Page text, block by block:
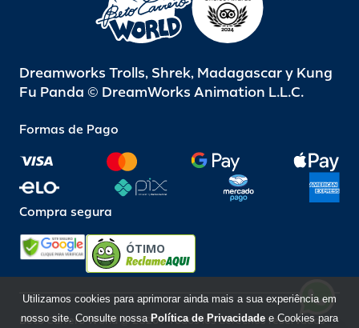
Dreamworks Trolls, Shrek, Madagascar y Kung
Fu Panda © DreamWorks Animation L.L.C.
Formas de Pago
Compra segura
ÓTIMO
Beto Carrero World @ 2026 / Todos los derechos reservados
Utilizamos cookies para aprimorar ainda mais a sua experiência em
nosso site. Consulte nossa Política de Privacidade e Cookies para